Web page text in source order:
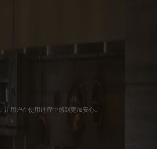
用户在使用过程中感到更加安心。